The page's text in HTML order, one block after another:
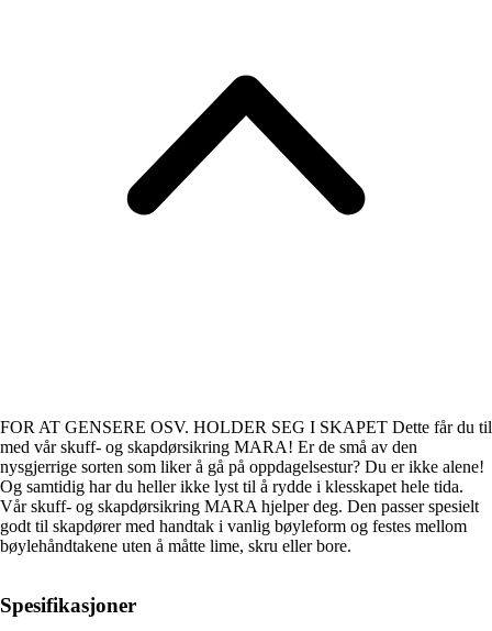
FOR AT GENSERE OSV. HOLDER SEG I SKAPET Dette får du til
med vår skuff- og skapdørsikring MARA! Er de små av den
nysgjerrige sorten som liker å gå på oppdagelsestur? Du er ikke alene!
Og samtidig har du heller ikke lyst til å rydde i klesskapet hele tida.
Vår skuff- og skapdørsikring MARA hjelper deg. Den passer spesielt
godt til skapdører med handtak i vanlig bøyleform og festes mellom
bøylehåndtakene uten å måtte lime, skru eller bore.
Spesifikasjoner